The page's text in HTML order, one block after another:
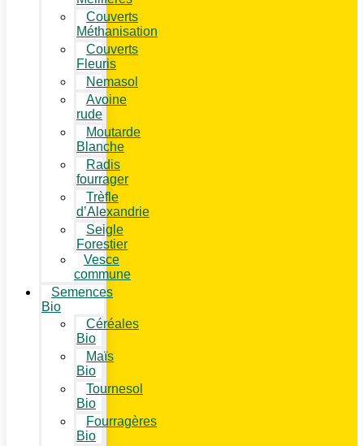
Couverts
Méthanisation
Couverts
Fleuris
Nemasol
Avoine
rude
Moutarde
Blanche
Radis
fourrager
Trèfle
d’Alexandrie
Seigle
Forestier
Vesce
commune
Semences
Bio
Céréales
Bio
Maïs
Bio
Tournesol
Bio
Fourragères
Bio